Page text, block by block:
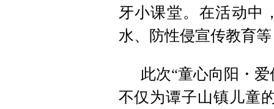
牙小课堂。在活动中
水、防性侵宣传教育
此次“童心向阳・
不仅为谭子山镇儿童